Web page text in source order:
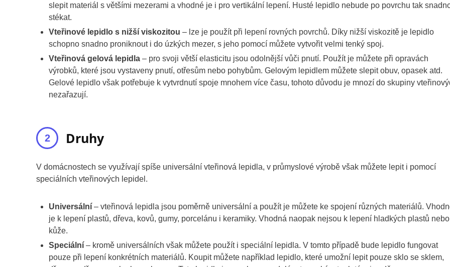
slepit materiál s většími mezerami a vhodné je i pro vertikální lepení. Husté lepidlo nebude po povrchu tak
stékat.
Vteřinové lepidlo s nižší viskozitou – lze je použít při lepení rovných povrchů. Díky nižší viskozitě je lepidlo
schopno snadno proniknout i do úzkých mezer, s jeho pomocí můžete vytvořit velmi tenký spoj.
Vteřinová gelová lepidla – pro svoji větší elasticitu jsou odolnější vůči pnutí. Použít je můžete při opravách
výrobků, které jsou vystaveny pnutí, otřesům nebo pohybům. Gelovým lepidlem můžete slepit obuv, opasek atd.
Gelové lepidlo však potřebuje k vytvrdnutí spoje mnohem více času, tohoto důvodu je mnozí do skupiny
nezařazují.
Druhy
V domácnostech se využívají spíše universální vteřinová lepidla, v průmyslové výrobě však můžete lepit i pomocí
speciálních vteřinových lepidel.
Universální – vteřinová lepidla jsou poměrně universální a použít je můžete ke spojení různých materiálů.
je k lepení plastů, dřeva, kovů, gumy, porcelánu i keramiky. Vhodná naopak nejsou k lepení hladkých plastů nebo
kůže.
Speciální – kromě universálních však můžete použít i speciální lepidla. V tomto případě bude lepidlo fungovat
pouze při lepení konkrétních materiálů. Koupit můžete například lepidlo, které umožní lepit pouze sklo se sklem,